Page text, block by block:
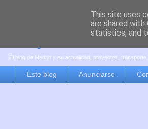
es por madrid
El blog de Madrid y su actualidad, proyectos,
Este blog Anunciarse
This site uses
are shared
statistics, and